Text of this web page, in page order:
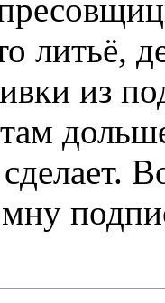
литьё,
из